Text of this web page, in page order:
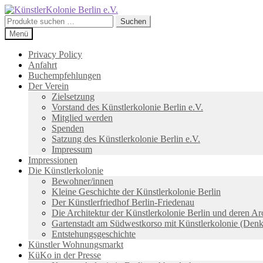
Zur
Navigation
springen
Zum
Inhalt
springen
Suchen
nach:
Suchen
Menü
Privacy Policy
Anfahrt
Buchempfehlungen
Der Verein
Zielsetzung
Vorstand des Künstlerkolonie Berlin e.V.
Mitglied werden
Spenden
Satzung des Künstlerkolonie Berlin e.V.
Impressum
Impressionen
Die Künstlerkolonie
Bewohner/innen
Kleine Geschichte der Künstlerkolonie Berlin
Der Künstlerfriedhof Berlin-Friedenau
Die Architektur der Künstlerkolonie Berlin und deren
Gartenstadt am Südwestkorso mit Künstlerkolonie
Entstehungsgeschichte
Künstler Wohnungsmarkt
KüKo in der Presse